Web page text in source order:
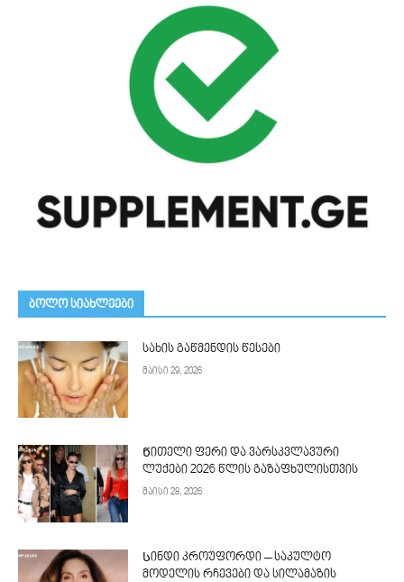
ᲑᲝᲚᲝ ᲡᲘᲐᲮᲚᲔᲔᲑᲘ
სახის გაწმენდის წესები
მაისი 29, 2026
Წითელი ფერი და ვარსკვლავური
ლუქები 2026 წლის გაზაფხულისთვის
მაისი 28, 2026
Სინდი კროუფორდი – საკულტო
მოდელის რჩევები და სილამაზის